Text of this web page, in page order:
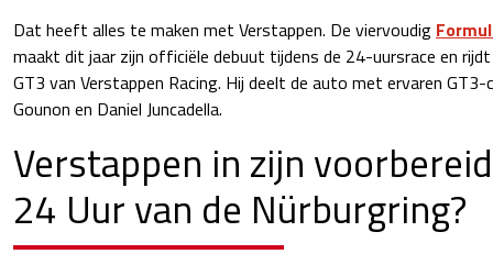
Dat heeft alles te maken met Verstappen. De viervoudig
maakt dit jaar zijn officiële debuut tijdens de 24-uursrace en
GT3 van Verstappen Racing. Hij deelt de auto met ervaren GT3-
Gounon en Daniel Juncadella.
Verstappen in zijn
24 Uur van de Nürburgring?